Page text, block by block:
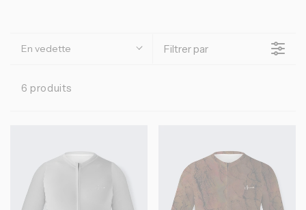
En vedette Filtrer par
6 produits